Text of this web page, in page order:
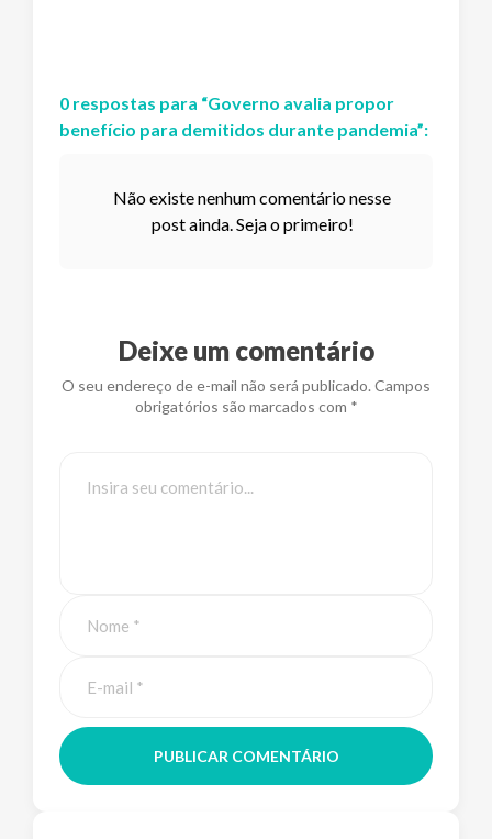
0 respostas para “Governo avalia propor
benefício para demitidos durante pandemia”:
Não existe nenhum comentário nesse
post ainda. Seja o primeiro!
Deixe um comentário
O seu endereço de e-mail não será publicado. Campos
obrigatórios são marcados com *
PUBLICAR COMENTÁRIO